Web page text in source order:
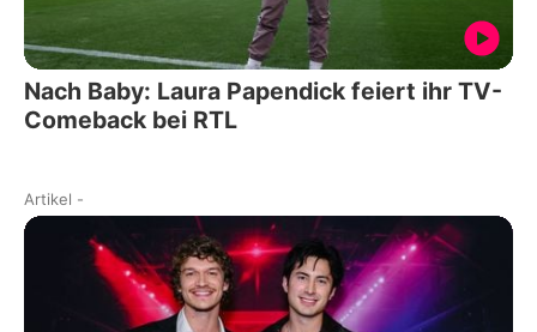
Nach Baby: Laura Papendick feiert ihr TV-
Comeback bei RTL
Artikel -